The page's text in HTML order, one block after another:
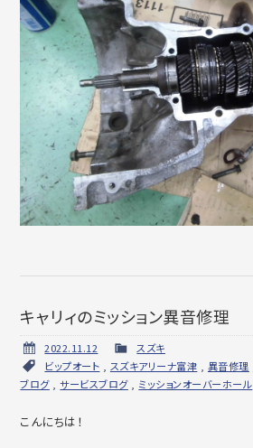
キャリィのミッション異音修理
2022.11.12
スズキ
ビップオート
スズキアリーナ富津 異音修理
ブログ,サービスブログ, ミッションオーバーホール
こんにちは！